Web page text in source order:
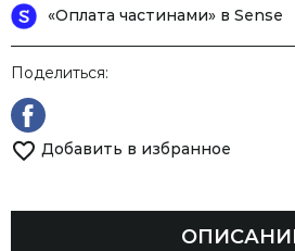
«Оплата частинами» в Sense
Поделиться:
Добавить в избранное